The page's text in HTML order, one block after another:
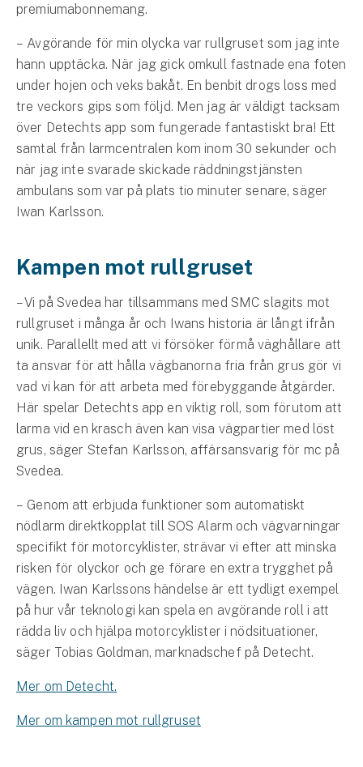
Villaförsäkring
Bostadsrättsförsäkring
Hyresrättsförsäkring
Fritidshusförsäkring
Företag
Företagsförsäkring
Släpvagnsförsäkring
Drönarförsäkring
För förmedlare
Gruppförsäkringar
Kommunolycksfall
Försäkring via förmedlare
premiumabonnemang.
– Avgörande för min olycka var rullgruset som jag inte
hann upptäcka. När jag gick omkull fastnade ena foten
under hojen och veks bakåt. En benbit drogs loss med
tre veckors gips som följd. Men jag är väldigt tacksam
över Detechts app som fungerade fantastiskt bra! Ett
samtal från larmcentralen kom inom 30 sekunder och
när jag inte svarade skickade räddningstjänsten
ambulans som var på plats tio minuter senare, säger
Iwan Karlsson.
Kampen mot rullgruset
– Vi på Svedea har tillsammans med SMC slagits mot
rullgruset i många år och Iwans historia är långt ifrån
unik. Parallellt med att vi försöker förmå väghållare att
ta ansvar för att hålla vägbanorna fria från grus gör vi
vad vi kan för att arbeta med förebyggande åtgärder.
Här spelar Detechts app en viktig roll, som förutom att
larma vid en krasch även kan visa vägpartier med löst
grus, säger Stefan Karlsson, affärsansvarig för mc på
Svedea.
– Genom att erbjuda funktioner som automatiskt
nödlarm direktkopplat till SOS Alarm och vägvarningar
specifikt för motorcyklister, strävar vi efter att minska
risken för olyckor och ge förare en extra trygghet på
vägen. Iwan Karlssons händelse är ett tydligt exempel
på hur vår teknologi kan spela en avgörande roll i att
rädda liv och hjälpa motorcyklister i nödsituationer,
säger Tobias Goldman, marknadschef på Detecht.
Mer om Detecht.
Mer om kampen mot rullgruset